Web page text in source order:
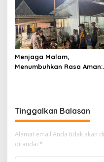
Sabbangparu
Menjaga Malam,
Menumbuhkan Rasa Aman:
Tinggalkan Balasan
Alamat email Anda tidak akan
ditandai *